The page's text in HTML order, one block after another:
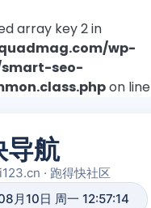
array key 2 in
wp-
seo-
on line